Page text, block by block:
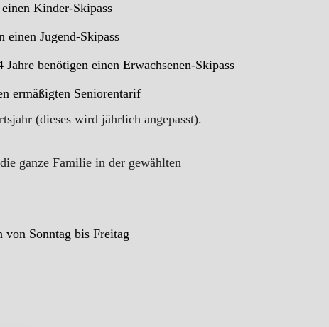
Kinder-Skipass
Jugend-Skipass
benötigen einen Erwachsenen-Skipass
ermäßigten Seniorentarif
(dieses wird jährlich angepasst).
ganze Familie in der gewählten
Sonntag bis Freitag